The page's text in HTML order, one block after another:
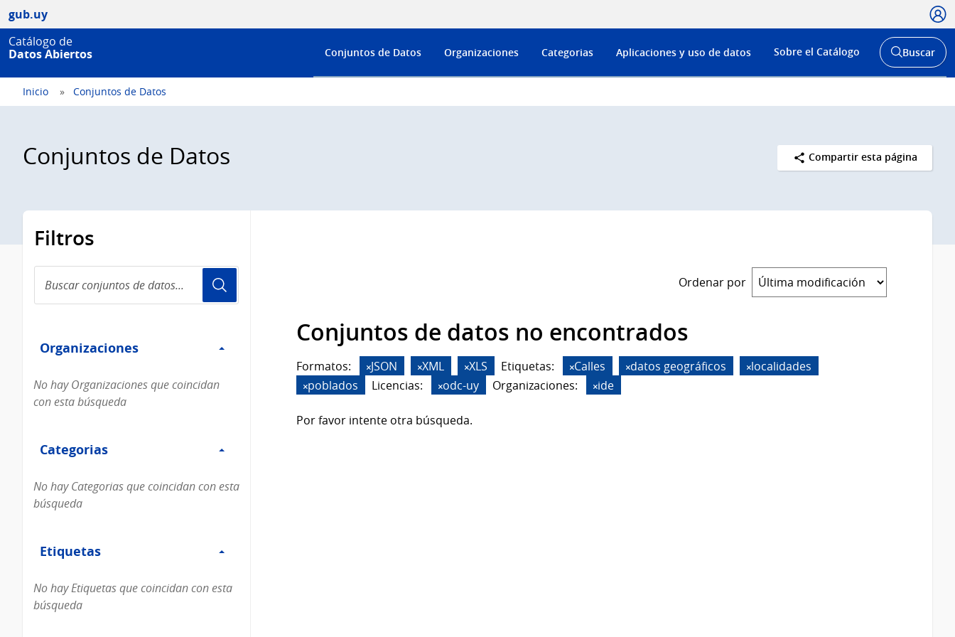
gub.uy
Catálogo de
Datos Abiertos
Menú
de
Conjuntos de Datos Organizaciones Categorias Aplicaciones y uso de datos Sobre el Catálogo
Abrir
buscador
Buscar
Inicio Conjuntos de Datos
Conjuntos de Datos Compartir esta página
Filtros
conjuntos
de
Organizaciones
Organizaciones
No hay Organizaciones que coincidan
con esta búsqueda
Categorias
Categorias
No hay Categorias que coincidan con esta
búsqueda
Etiquetas
Etiquetas
No hay Etiquetas que coincidan con esta
búsqueda
Ordenar por
Conjuntos de datos no encontrados
Formatos: JSON XML XLS Etiquetas: Calles datos geográficos
localidades
poblados
Licencias: odc-uy Organizaciones: ide
Por favor intente otra búsqueda.